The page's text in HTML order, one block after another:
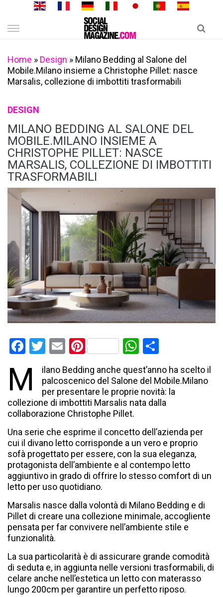
to
Home » Design » Milano Bedding al Salone del
Mobile.Milano insieme a Christophe Pillet: nasce
Marsalis, collezione di imbottiti trasformabili
DESIGN
MILANO BEDDING AL SALONE DEL
MOBILE.MILANO INSIEME A
CHRISTOPHE PILLET: NASCE
MARSALIS, COLLEZIONE DI IMBOTTITI
TRASFORMABILI
Facebook
Twitter
EmailPinterestWhatsApp
M
ilano Bedding anche quest’anno ha scelto il
palcoscenico del Salone del Mobile.Milano
per presentare le proprie novità: la
collezione di imbottiti Marsalis nata dalla
collaborazione Christophe Pillet.
Una serie che esprime il concetto dell’azienda per
cui il divano letto corrisponde a un vero e proprio
sofà progettato per essere, con la sua eleganza,
protagonista dell’ambiente e al contempo letto
aggiuntivo in grado di offrire lo stesso comfort di un
letto per uso quotidiano.
Marsalis nasce dalla volontà di Milano Bedding e di
Pillet di creare una collezione minimale, accogliente
pensata per far convivere nell’ambiente stile e
funzionalità.
La sua particolarità è di assicurare grande comodità
di seduta e, in aggiunta nelle versioni trasformabili, di
celare anche nell’estetica un letto con materasso
lungo 200cm per garantire un perfetto riposo.